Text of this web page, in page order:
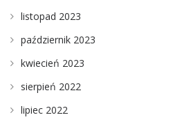
listopad 2023
październik 2023
kwiecień 2023
sierpień 2022
lipiec 2022